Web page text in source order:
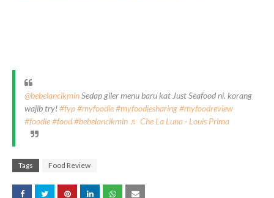
@bebelancikminSedap giler menu baru kat Just Seafood ni. korang
wajib try!#fyp#myfoodie#myfoodiesharing#myfoodreview
#foodie#food#bebelancikmin ♬ Che La Luna - Louis Prima
Tags Food Review